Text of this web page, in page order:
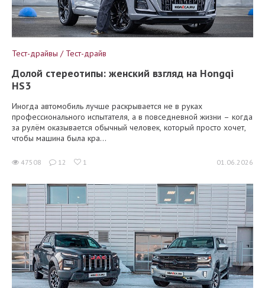
Тест-драйвы / Тест-драйв
Долой стереотипы: женский взгляд на Hongqi
HS3
Иногда автомобиль лучше раскрывается не в руках
профессионального испытателя, а в повседневной жизни – когда
за рулём оказывается обычный человек, который просто хочет,
чтобы машина была кра...
47508 12 1 01.06.2026